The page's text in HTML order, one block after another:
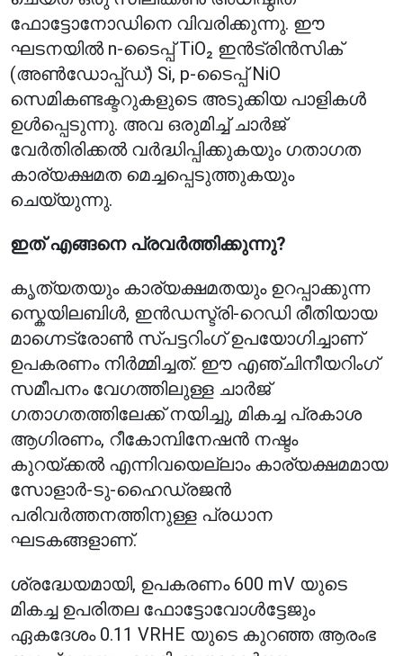
ഫോട്ടോനോഡിനെ വിവരിക്കുന്നു. ഈ
ഘടനയിൽ n-ടൈപ്പ് TiO₂ ഇൻട്രിൻസിക്
(അൺഡോപ്പ്ഡ്) Si, p-ടൈപ്പ് NiO
സെമികണ്ടക്ടറുകളുടെ അടുക്കിയ പാളികൾ
ഉൾപ്പെടുന്നു. അവ ഒരുമിച്ച് ചാർജ്
വേർതിരിക്കൽ വർദ്ധിപ്പിക്കുകയും ഗതാഗത
കാര്യക്ഷമത മെച്ചപ്പെടുത്തുകയും
ചെയ്യുന്നു.
ഇത് എങ്ങനെ പ്രവർത്തിക്കുന്നു?
കൃത്യതയും കാര്യക്ഷമതയും ഉറപ്പാക്കുന്ന
സ്കെയിലബിൾ, ഇൻഡസ്ട്രി-റെഡി രീതിയായ
മാഗ്നെട്രോൺ സ്പട്ടറിംഗ് ഉപയോഗിച്ചാണ്
ഉപകരണം നിർമ്മിച്ചത്. ഈ എഞ്ചിനീയറിംഗ്
സമീപനം വേഗത്തിലുള്ള ചാർജ്
ഗതാഗതത്തിലേക്ക് നയിച്ചു, മികച്ച പ്രകാശ
ആഗിരണം, റീകോമ്പിനേഷൻ നഷ്ടം
കുറയ്ക്കൽ എന്നിവയെല്ലാം കാര്യക്ഷമമായ
സോളാർ-ടു-ഹൈഡ്രജൻ
പരിവർത്തനത്തിനുള്ള പ്രധാന
ഘടകങ്ങളാണ്.
ശ്രദ്ധേയമായി, ഉപകരണം 600 mV യുടെ
മികച്ച ഉപരിതല ഫോട്ടോവോൾട്ടേജും
ഏകദേശം 0.11 VRHE യുടെ കുറഞ്ഞ ആരംഭ